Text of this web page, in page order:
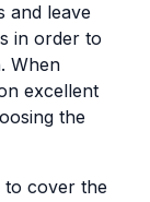
and leave
in order to
When
excellent
the
to cover the